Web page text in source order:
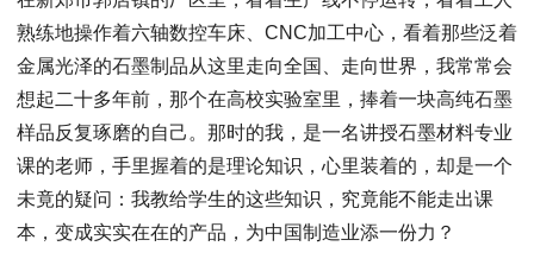
熟练地操作着六轴数控车床、CNC加工中心，看着那些泛着
金属光泽的石墨制品从这里走向全国、走向世界，我常常会
想起二十多年前，那个在高校实验室里，捧着一块高纯石墨
样品反复琢磨的自己。那时的我，是一名讲授石墨材料专业
课的老师，手里握着的是理论知识，心里装着的，却是一个
未竟的疑问：我教给学生的这些知识，究竟能不能走出课
本，变成实实在在的产品，为中国制造业添一份力？